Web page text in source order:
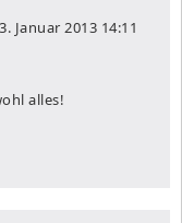
Januar 2013 14:11
alles!